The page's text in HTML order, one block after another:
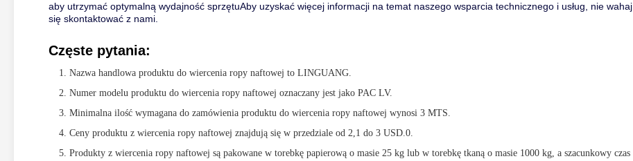
aby utrzymać optymalną wydajność sprzętuAby uzyskać więcej informacji na temat naszego wsparcia technicznego i usług, nie wahaj
się skontaktować z nami.
Częste pytania:
Nazwa handlowa produktu do wiercenia ropy naftowej to LINGUANG.
Numer modelu produktu do wiercenia ropy naftowej oznaczany jest jako PAC LV.
Minimalna ilość wymagana do zamówienia produktu do wiercenia ropy naftowej wynosi 3 MTS.
Ceny produktu z wiercenia ropy naftowej znajdują się w przedziale od 2,1 do 3 USD.0.
Produkty z wiercenia ropy naftowej są pakowane w torebkę papierową o masie 25 kg lub w torebkę tkaną o masie 1000 kg, a szacunkowy czas